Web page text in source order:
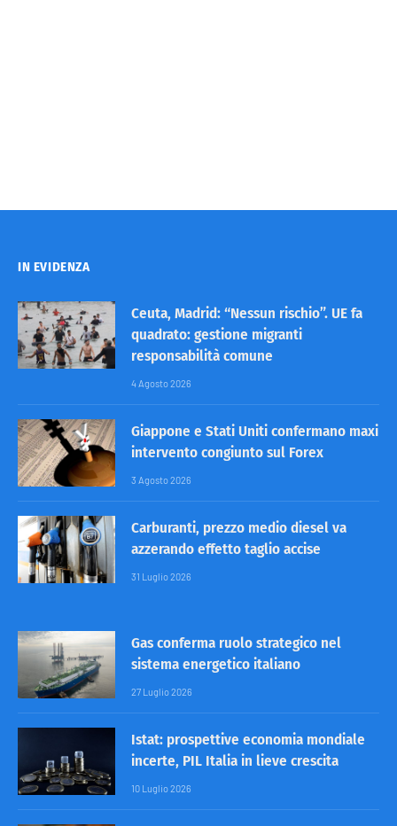
IN EVIDENZA
Ceuta, Madrid: “Nessun rischio”. UE fa
quadrato: gestione migranti
responsabilità comune
4 Agosto 2026
Giappone e Stati Uniti confermano maxi
intervento congiunto sul Forex
3 Agosto 2026
Carburanti, prezzo medio diesel va
azzerando effetto taglio accise
31 Luglio 2026
Gas conferma ruolo strategico nel
sistema energetico italiano
27 Luglio 2026
Istat: prospettive economia mondiale
incerte, PIL Italia in lieve crescita
10 Luglio 2026